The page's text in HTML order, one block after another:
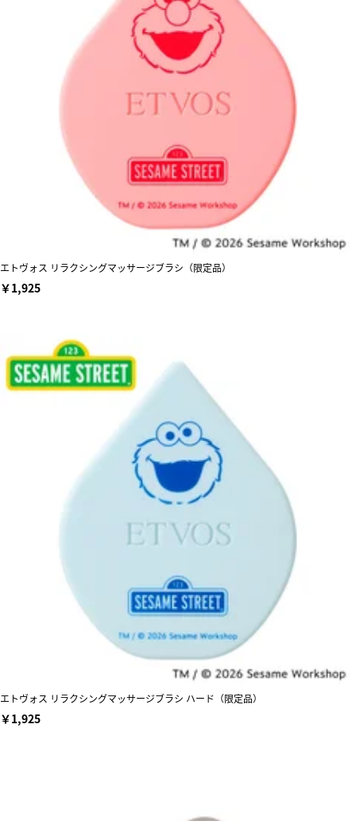
エトヴォス リラクシングマッサージブラシ（限定品）
￥1,925
エトヴォス リラクシングマッサージブラシ ハード（限定品）
￥1,925